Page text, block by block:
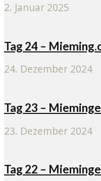
2. Januar 2025
Tag 24 –
24. Dezember 2024
Tag 23 –
23. Dezember 2024
Tag 22 –